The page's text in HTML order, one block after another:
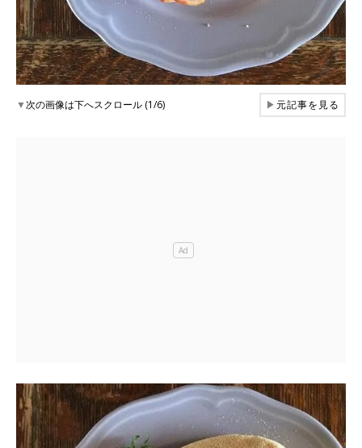
▼次の画像は下へスクロール (1/6) ▶元記事を見る